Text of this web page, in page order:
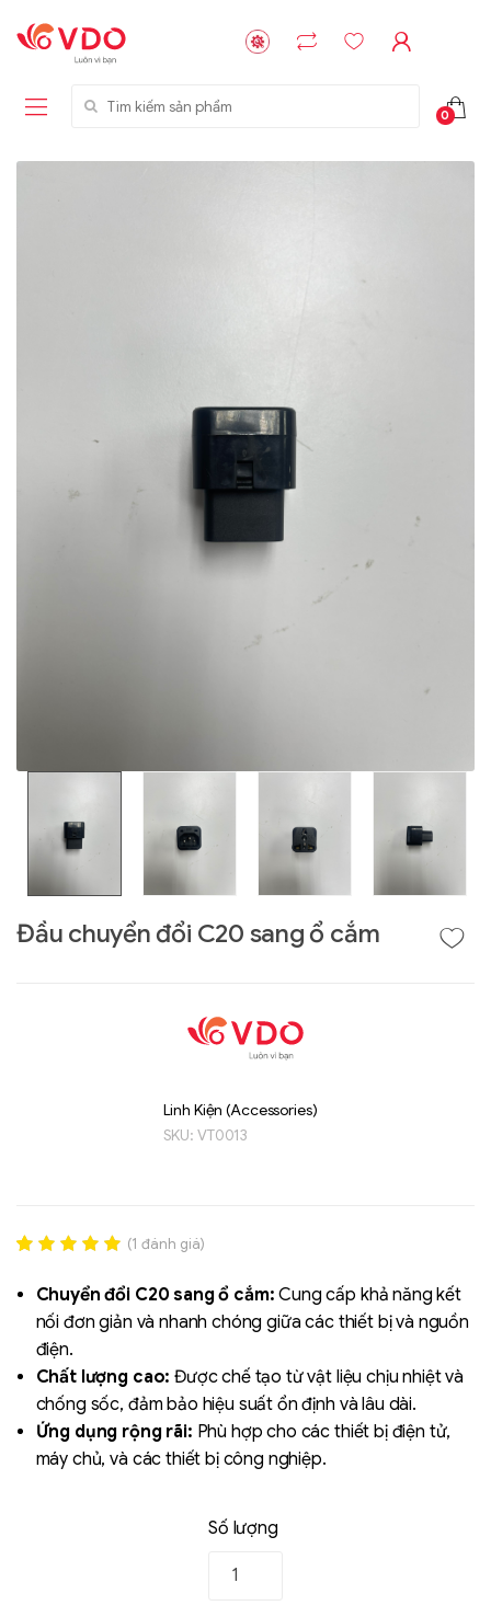
Tìm kiếm sản phẩm
0
Đầu chuyển đổi C20 sang ổ cắm
Linh Kiện (Accessories)
SKU: VT0013
out of 5
based on
đánh giá
(1 đánh giá)
Chuyển đổi C20 sang ổ cắm: Cung cấp khả năng kết
nối đơn giản và nhanh chóng giữa các thiết bị và nguồn
điện.
Chất lượng cao: Được chế tạo từ vật liệu chịu nhiệt và
chống sốc, đảm bảo hiệu suất ổn định và lâu dài.
Ứng dụng rộng rãi: Phù hợp cho các thiết bị điện tử,
máy chủ, và các thiết bị công nghiệp.
Số lượng
SK hynix - DRAM
GIGABYTE
G493-SB4 (rev.
AAP1)